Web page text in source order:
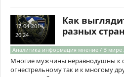
17-04-2014,
20:24
Как
разных
Аналитика информация мнение / В
Многие мужчины неравнодушны к
огнестрельному так и к многому